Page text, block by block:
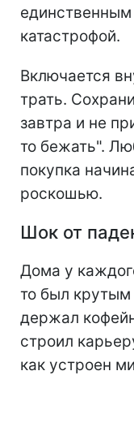
катастрофой.
Включается
трать.
завтра и не
то бежать".
покупка
роскошью.
Шок от
Дома у
то был крутым
держал
строил
как устроен